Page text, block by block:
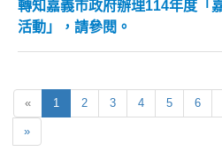
轉知嘉義市政府辦理114年度「
活動」，請參閱。
« 1 2 3 4 5 6
»